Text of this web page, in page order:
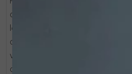
open de ampul met een
langs de voorgesneden ring te
afgebroken deel en plaats de
van de geopende ampul. Oefen
druppelteller om ongeveer de